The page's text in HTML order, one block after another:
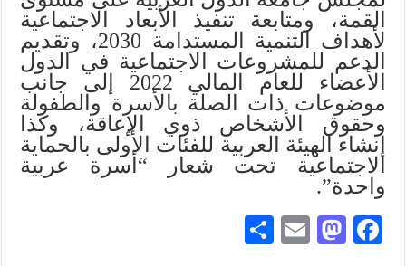
القمة، ومتابعة تنفيذ الأبعاد الاجتماعية
لأهداف التنمية المستدامة 2030، وتقديم
الدعم للمشروعات الاجتماعية في الدول
الأعضاء للعام المالي 2022 إلى جانب
موضوعات ذات الصلة بالأسرة والطفولة
وحقوق الأشخاص ذوي الإعاقة، وكذا
إنشاء الهيئة العربية للفئات الأولى بالحماية
الاجتماعية تحت شعار “أسرة عربية
واحدة”.
Fa
M
E